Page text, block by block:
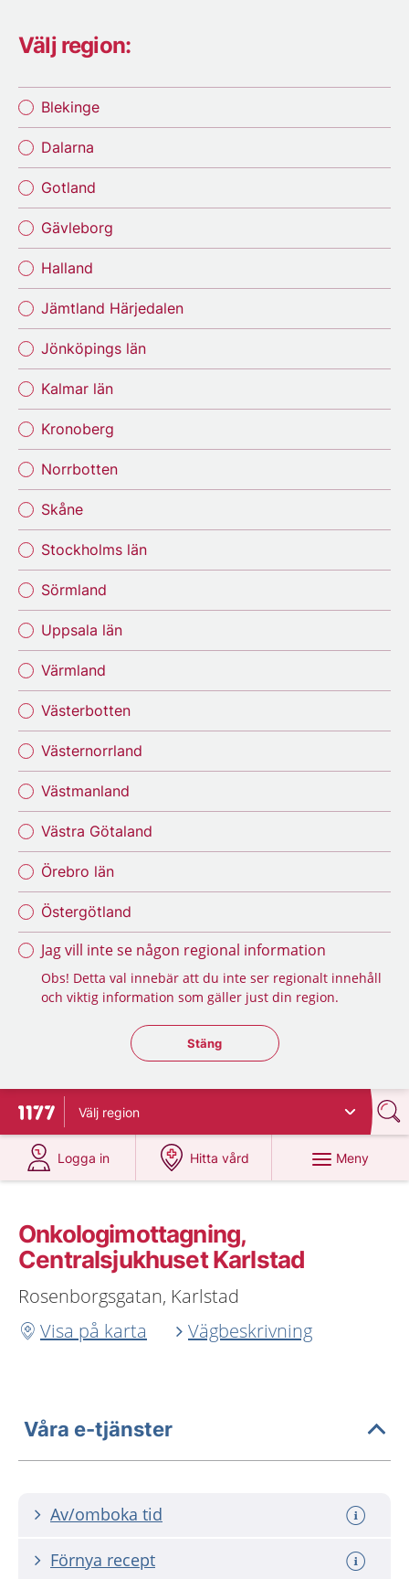
Välj region:
Blekinge
Dalarna
Gotland
Gävleborg
Halland
Jämtland Härjedalen
Jönköpings län
Kalmar län
Kronoberg
Norrbotten
Skåne
Stockholms län
Sörmland
Uppsala län
Värmland
Västerbotten
Västernorrland
Västmanland
Västra Götaland
Örebro län
Östergötland
Jag vill inte se någon regional information
Obs! Detta val innebär att du inte ser regionalt innehåll
och viktig information som gäller just din region.
Stäng regionsväljaren
Stäng
Till startsidan för 1177
Välj region
Logga in
på 1177.se
Hitta vård
på 1177.se
Meny
Onkologimottagning,
Centralsjukhuset Karlstad
Rosenborgsgatan, Karlstad
Visa på karta
Vägbeskrivning
Våra e-tjänster
Av/omboka tid
Förnya recept